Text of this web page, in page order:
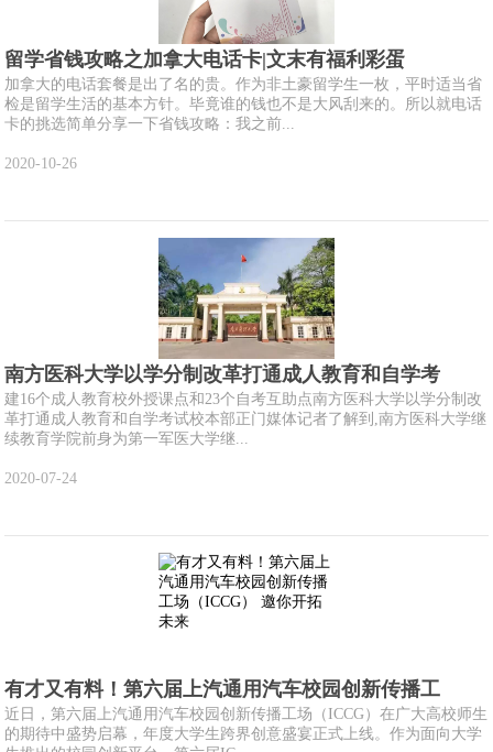
留学省钱攻略之加拿大电话卡|文末有福利彩蛋
加拿大的电话套餐是出了名的贵。作为非土豪留学生一枚，平时适当省
检是留学生活的基本方针。毕竟谁的钱也不是大风刮来的。所以就电话
卡的挑选简单分享一下省钱攻略：我之前...
2020-10-26
南方医科大学以学分制改革打通成人教育和自学考
建16个成人教育校外授课点和23个自考互助点南方医科大学以学分制改
革打通成人教育和自学考试校本部正门媒体记者了解到,南方医科大学继
续教育学院前身为第一军医大学继...
2020-07-24
有才又有料！第六届上汽通用汽车校园创新传播工
近日，第六届上汽通用汽车校园创新传播工场（ICCG）在广大高校师生
的期待中盛势启幕，年度大学生跨界创意盛宴正式上线。作为面向大学